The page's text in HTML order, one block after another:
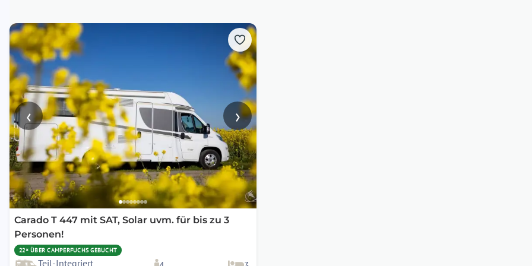
‹ ›
Carado T 447 mit SAT, Solar uvm. für bis zu 3
Personen!
22× ÜBER CAMPERFUCHS GEBUCHT
Teil-Integriert